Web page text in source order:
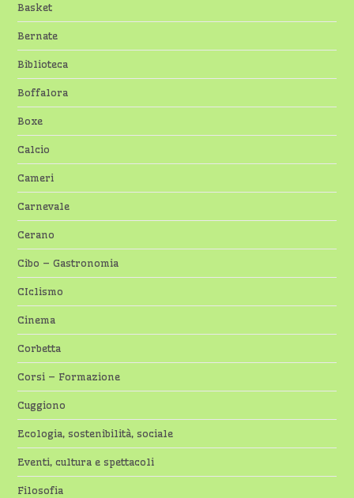
Basket
Bernate
Biblioteca
Boffalora
Boxe
Calcio
Cameri
Carnevale
Cerano
Cibo – Gastronomia
CIclismo
Cinema
Corbetta
Corsi – Formazione
Cuggiono
Ecologia, sostenibilità, sociale
Eventi, cultura e spettacoli
Filosofia